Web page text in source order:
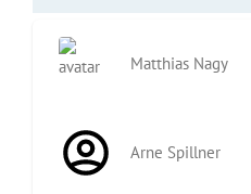
Matthias Nagy
Arne Spillner